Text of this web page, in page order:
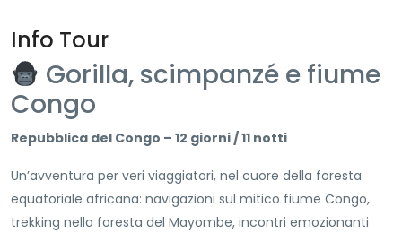
Info Tour
Gorilla, scimpanzé e fiume
Congo
Repubblica del Congo – 12 giorni / 11 notti
Un’avventura per veri viaggiatori, nel cuore della foresta
equatoriale africana: navigazioni sul mitico fiume Congo,
trekking nella foresta del Mayombe, incontri emozionanti